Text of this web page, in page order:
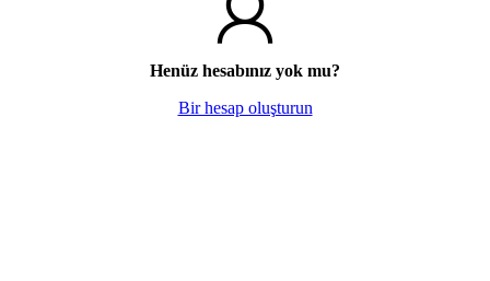
Henüz hesabınız yok mu?
Bir hesap oluşturun